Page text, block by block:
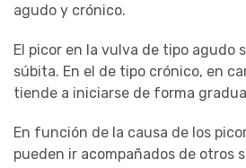
agudo y crónico.
El picor en la vulva de tipo agudo
súbita. En el de tipo crónico, en
tiende a iniciarse de forma
En función de la causa de los
pueden ir acompañados de otros